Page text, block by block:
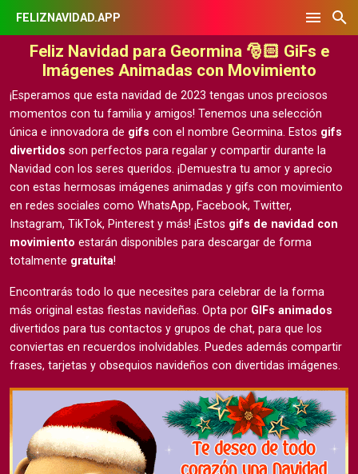
FELIZNAVIDAD.APP
Feliz Navidad para Geormina 🎅🏻 GiFs e
Imágenes Animadas con Movimiento
¡Esperamos que esta navidad de 2023 tengas unos preciosos
momentos con tu familia y amigos! Tenemos una selección
única e innovadora de gifs con el nombre Geormina. Estos gifs
divertidos son perfectos para regalar y compartir durante la
Navidad con los seres queridos. ¡Demuestra tu amor y aprecio
con estas hermosas imágenes animadas y gifs con movimiento
en redes sociales como WhatsApp, Facebook, Twitter,
Instagram, TikTok, Pinterest y más! ¡Estos gifs de navidad con
movimiento estarán disponibles para descargar de forma
totalmente gratuita!
Encontrarás todo lo que necesites para celebrar de la forma
más original estas fiestas navideñas. Opta por GIFs animados
divertidos para tus contactos y grupos de chat, para que los
conviertas en recuerdos inolvidables. Puedes además compartir
frases, tarjetas y obsequios navideños con divertidas imágenes.